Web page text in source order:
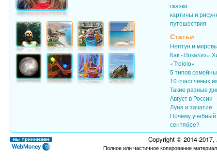
сказки
картины и
путешествия
Статьи
Нептун и
Как «Вокализ»
«Trololo»
5 типов
10 счастливых
Такие разные
Август в России
Луна и зачатие
Почему учебный
сентябре?
Copyright © 2014-
Полное или частичное копирование